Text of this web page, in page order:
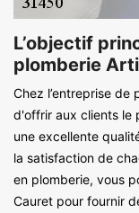
L’objectif
plomberie
Chez l’entreprise de
d'offrir aux clients le
une excellente
la satisfaction de
en plomberie, vous
Cauret pour fournir